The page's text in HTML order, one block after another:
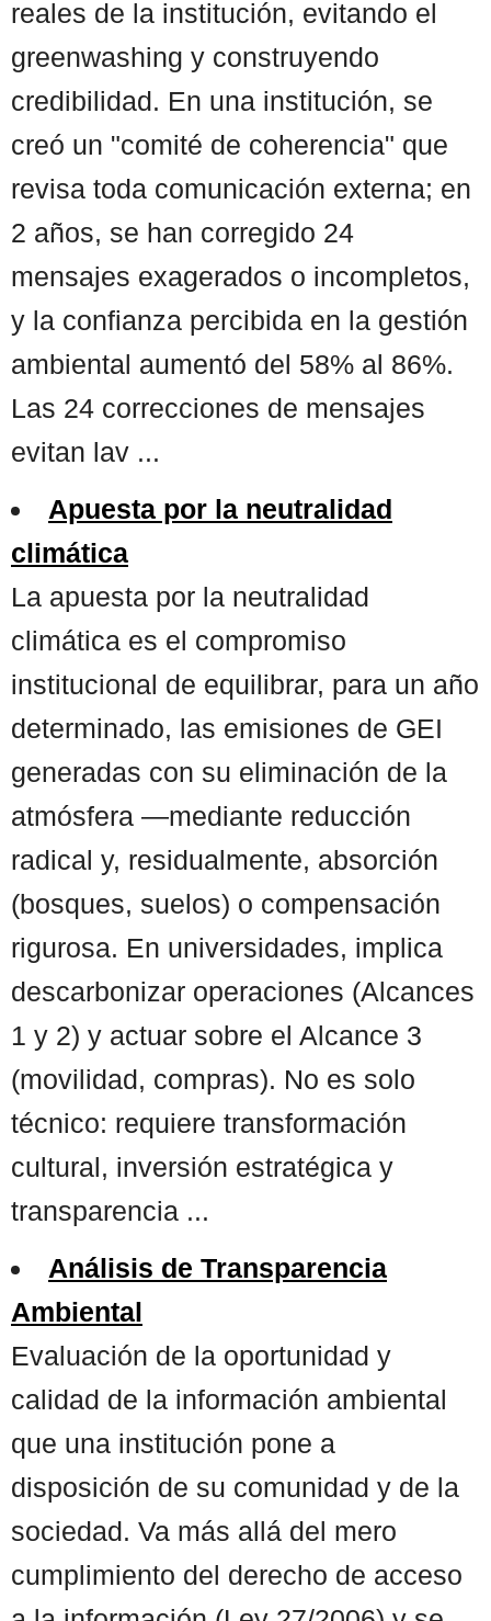
reales de la institución, evitando el
greenwashing y construyendo
credibilidad. En una institución, se
creó un "comité de coherencia" que
revisa toda comunicación externa; en
2 años, se han corregido 24
mensajes exagerados o incompletos,
y la confianza percibida en la gestión
ambiental aumentó del 58% al 86%.
Las 24 correcciones de mensajes
evitan lav ...
Apuesta por la neutralidad
climática
La apuesta por la neutralidad
climática es el compromiso
institucional de equilibrar, para un año
determinado, las emisiones de GEI
generadas con su eliminación de la
atmósfera —mediante reducción
radical y, residualmente, absorción
(bosques, suelos) o compensación
rigurosa. En universidades, implica
descarbonizar operaciones (Alcances
1 y 2) y actuar sobre el Alcance 3
(movilidad, compras). No es solo
técnico: requiere transformación
cultural, inversión estratégica y
transparencia ...
Análisis de Transparencia
Ambiental
Evaluación de la oportunidad y
calidad de la información ambiental
que una institución pone a
disposición de su comunidad y de la
sociedad. Va más allá del mero
cumplimiento del derecho de acceso